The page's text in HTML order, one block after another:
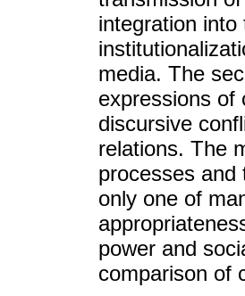
integration into
media. The
expressions of
discursive
relations. The
processes and
only one of
power and
comparison of